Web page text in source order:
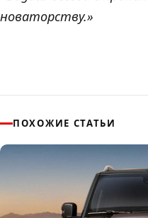
новаторству.»
ПОХОЖИЕ СТАТЬИ